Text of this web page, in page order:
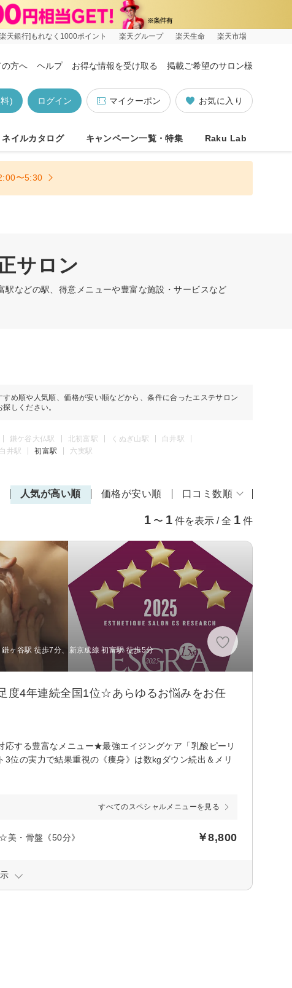
天銀行]もれなく1000ポイント 楽天グループ 楽天生命 楽天市場
の方へ ヘルプ お得な情報を受け取る 掲載ご希望のサロン様
お気に入り
マイクーポン
ログイン
)
ネイルカタログ キャンペーン一覧・特集 Raku Lab
〜5:30
サロン
などの駅、得意メニューや豊富な施設・サービスなど
すめ順や人気順、価格が安い順などから、条件に合ったエステサロン
探しください。
鎌ケ谷大仏駅 北初富駅 くぬぎ山駅
白井駅
井駅 初富駅 六実駅
人気が高い順 価格が安い順 口コミ数順
1 〜 1 件を表示 / 全 1 件
ヶ谷駅 徒歩7分、新京成線 初富駅 徒歩5分
4年連続全国1位☆あらゆるお悩みをお任
応する豊富なメニュー★最強エイジングケア「乳酸ピーリ
の実力で結果重視の《痩身》は数kgダウン続出＆メリ
すべてのスペシャルメニューを見る
美・骨盤《50分》 ￥8,800